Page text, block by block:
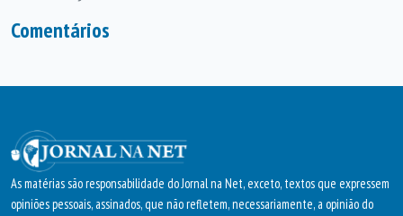
Comentários
As matérias são responsabilidade do Jornal na Net, exceto, textos que expressem
opiniões pessoais, assinados, que não refletem, necessariamente, a opinião do